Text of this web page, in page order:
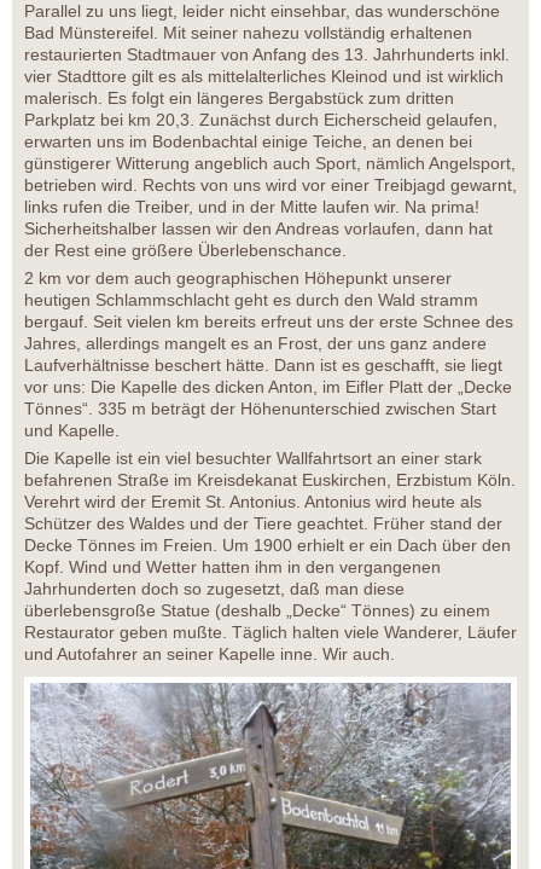
Parallel zu uns liegt, leider nicht einsehbar, das wunderschöne
Bad Münstereifel. Mit seiner nahezu vollständig erhaltenen
restaurierten Stadtmauer von Anfang des 13. Jahrhunderts inkl.
vier Stadttore gilt es als mittelalterliches Kleinod und ist wirklich
malerisch. Es folgt ein längeres Bergabstück zum dritten
Parkplatz bei km 20,3. Zunächst durch Eicherscheid gelaufen,
erwarten uns im Bodenbachtal einige Teiche, an denen bei
günstigerer Witterung angeblich auch Sport, nämlich Angelsport,
betrieben wird. Rechts von uns wird vor einer Treibjagd gewarnt,
links rufen die Treiber, und in der Mitte laufen wir. Na prima!
Sicherheitshalber lassen wir den Andreas vorlaufen, dann hat
der Rest eine größere Überlebenschance.
2 km vor dem auch geographischen Höhepunkt unserer
heutigen Schlammschlacht geht es durch den Wald stramm
bergauf. Seit vielen km bereits erfreut uns der erste Schnee des
Jahres, allerdings mangelt es an Frost, der uns ganz andere
Laufverhältnisse beschert hätte. Dann ist es geschafft, sie liegt
vor uns: Die Kapelle des dicken Anton, im Eifler Platt der „Decke
Tönnes“. 335 m beträgt der Höhenunterschied zwischen Start
und Kapelle.
Die Kapelle ist ein viel besuchter Wallfahrtsort an einer stark
befahrenen Straße im Kreisdekanat Euskirchen, Erzbistum Köln.
Verehrt wird der Eremit St. Antonius. Antonius wird heute als
Schützer des Waldes und der Tiere geachtet. Früher stand der
Decke Tönnes im Freien. Um 1900 erhielt er ein Dach über den
Kopf. Wind und Wetter hatten ihm in den vergangenen
Jahrhunderten doch so zugesetzt, daß man diese
überlebensgroße Statue (deshalb „Decke“ Tönnes) zu einem
Restaurator geben mußte. Täglich halten viele Wanderer, Läufer
und Autofahrer an seiner Kapelle inne. Wir auch.